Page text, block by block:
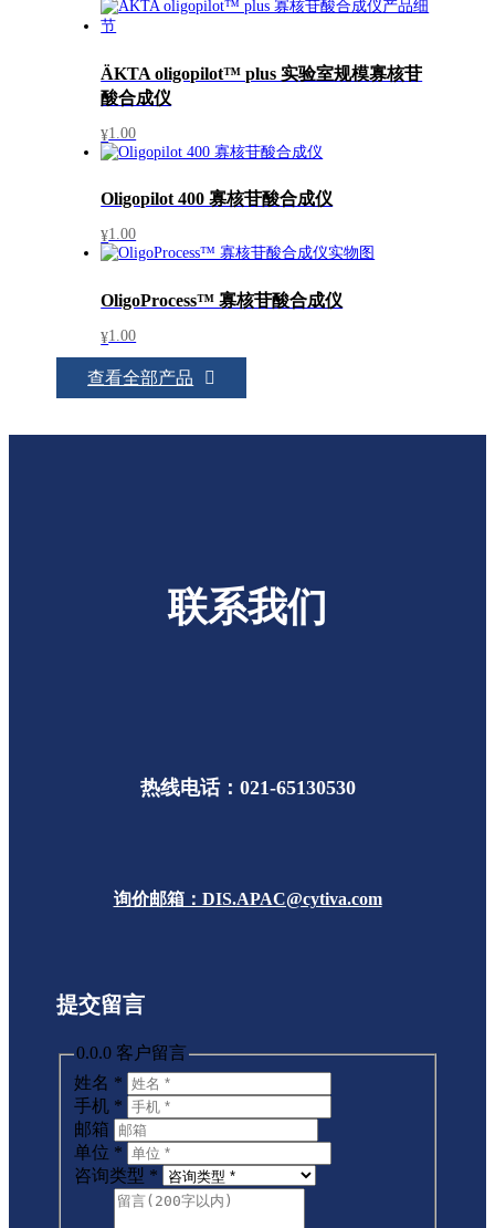
ÄKTA oligopilot™ plus 实验室规模寡核苷
酸合成仪
¥1.00
Oligopilot 400 寡核苷酸合成仪
¥1.00
OligoProcess™ 寡核苷酸合成仪
¥1.00
查看全部产品
联系我们
热线电话：021-65130530
询价邮箱：DIS.APAC@cytiva.com
提交留言
0.0.0 客户留言
姓名 *
手机 *
邮箱
单位 *
咨询类型 *